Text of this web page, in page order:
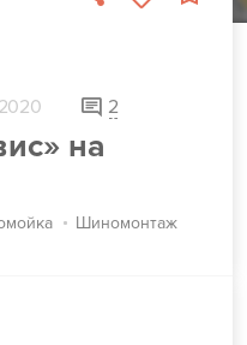
2
на
Шиномонтаж